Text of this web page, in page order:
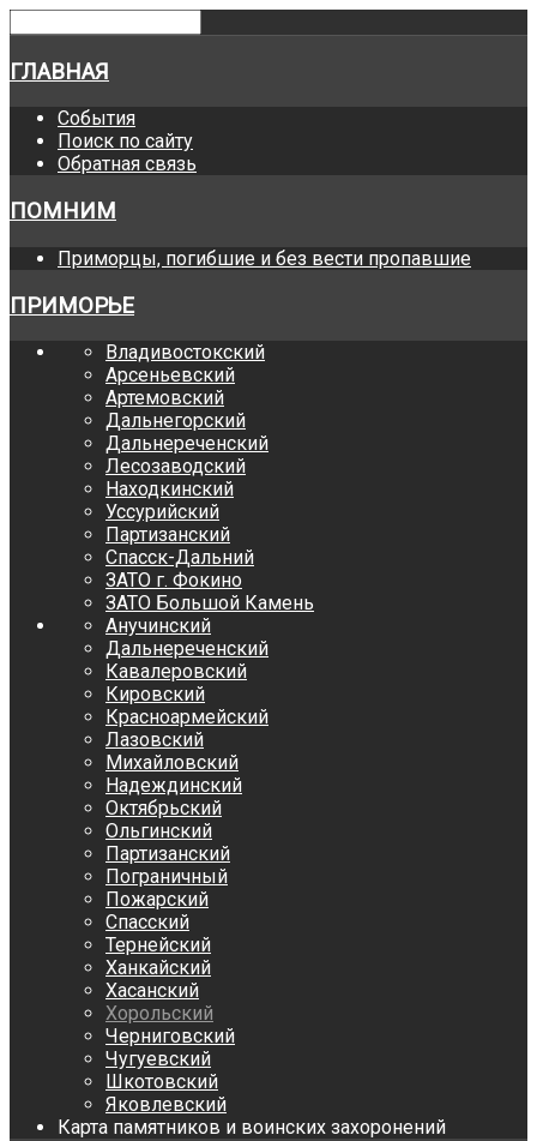
ГЛАВНАЯ
События
Поиск по сайту
Обратная связь
ПОМНИМ
Приморцы, погибшие и без вести пропавшие
ПРИМОРЬЕ
Владивостокский
Арсеньевский
Артемовский
Дальнегорский
Дальнереченский
Лесозаводский
Находкинский
Уссурийский
Партизанский
Спасск-Дальний
ЗАТО г. Фокино
ЗАТО Большой Камень
Анучинский
Дальнереченский
Кавалеровский
Кировский
Красноармейский
Лазовский
Михайловский
Надеждинский
Октябрьский
Ольгинский
Партизанский
Пограничный
Пожарский
Спасский
Тернейский
Ханкайский
Хасанский
Хорольский
Черниговский
Чугуевский
Шкотовский
Яковлевский
Карта памятников и воинских захоронений